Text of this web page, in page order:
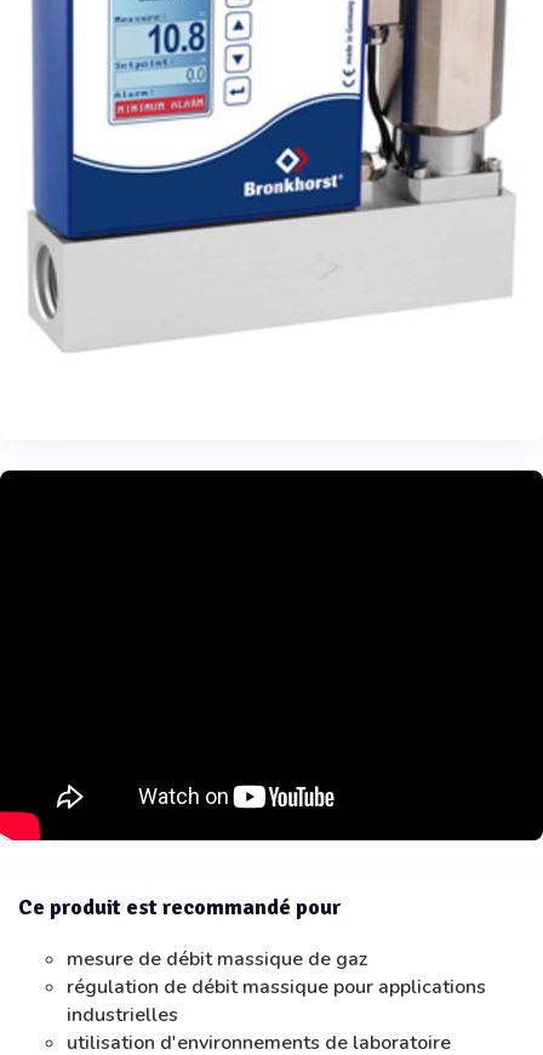
Ce produit est recommandé pour
mesure de débit massique de gaz
régulation de débit massique pour applications
industrielles
utilisation d'environnements de laboratoire